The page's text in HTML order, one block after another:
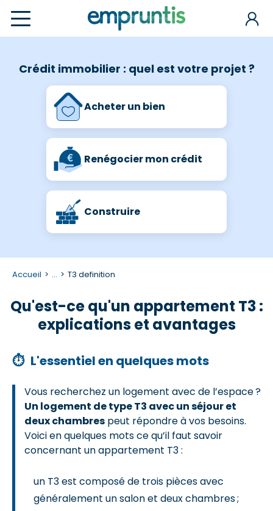
Crédit immobilier : quel est votre projet ?
Acheter un bien
Renégocier mon crédit
Construire
Accueil ... T3 definition
Qu'est-ce qu'un appartement T3 :
explications et avantages
⏱ L'essentiel en quelques mots
Vous recherchez un logement avec de l’espace ?
Un logement de type T3 avec un séjour et
deux chambres peut répondre à vos besoins.
Voici en quelques mots ce qu’il faut savoir
concernant un appartement T3 :
un T3 est composé de trois pièces avec
généralement un salon et deux chambres ;